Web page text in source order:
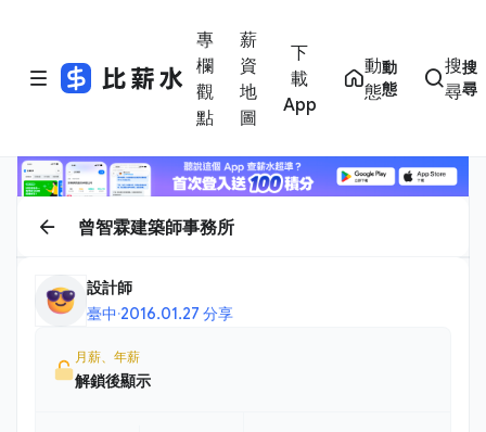
專
欄
觀
點
薪
資
地
圖
下
載
App
動
態
動
態
搜
尋
搜
尋
曾智霖建築師事務所
設計師
臺中·2016.01.27 分享
月薪、年薪
解鎖後顯示